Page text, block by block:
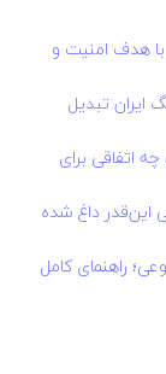
با هدف امنیت و
ایران تبدیل
اتفاقی برای
این‌قدر داغ شده
راهنمای کامل